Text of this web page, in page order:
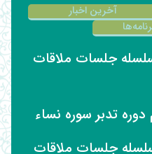
آخرین اخبار
سلسله جلسات ملاقات
اول سلسله جلسات ملاقات